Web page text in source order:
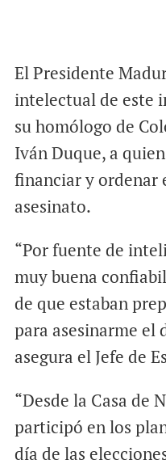
El Presidente
intelectual de este
su homólogo de
Iván Duque, a
financiar y ordenar
asesinato.
“Por fuente de
muy buena
de que estaban
para asesinarme el
asegura el Jefe de
“Desde la Casa de
participó en los
día de las